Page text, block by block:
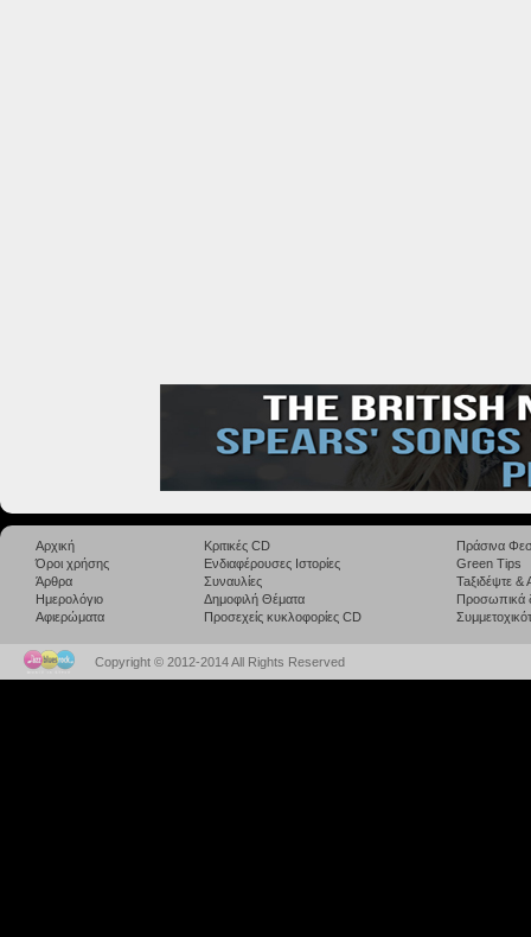
Αρχική
Όροι χρήσης
Άρθρα
Ημερολόγιο
Αφιερώματα
Κριτικές CD
Ενδιαφέρουσες Ιστορίες
Συναυλίες
Δημοφιλή Θέματα
Προσεχείς κυκλοφορίες CD
Πράσινα
Green Tips
Taξιδέψτε
Προσωπικά
Copyright © 2012-2014 All Rights Reserved